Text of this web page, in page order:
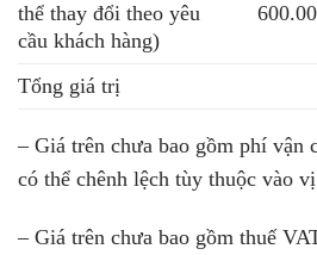
thể thay đổi theo yêu
cầu khách hàng)
Tổng giá trị
– Giá trên chưa bao gồm phí vận
có thể chênh lệch tùy thuộc vào
– Giá trên chưa bao gồm thuế